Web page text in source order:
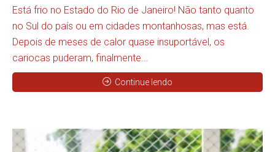
Está frio no Estado do Rio de Janeiro! Não tanto quanto
no Sul do país ou em cidades montanhosas, mas está.
Depois de meses de calor quase insuportável, os
cariocas puderam, finalmente...
Continue lendo